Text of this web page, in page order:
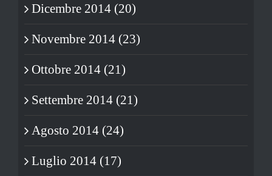
Dicembre 2014 (20)
Novembre 2014 (23)
Ottobre 2014 (21)
Settembre 2014 (21)
Agosto 2014 (24)
Luglio 2014 (17)